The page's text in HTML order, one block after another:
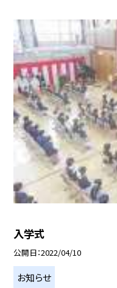
入学式
公開日 2022/04/10
お知らせ